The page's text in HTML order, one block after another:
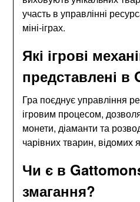
участь в управлінні
міні-іграх.
Які ігрові
представлені в
Гра поєднує управління
ігровим процесом,
монети, діаманти та
чарівних тварин, відомих
Чи є в
змагання?